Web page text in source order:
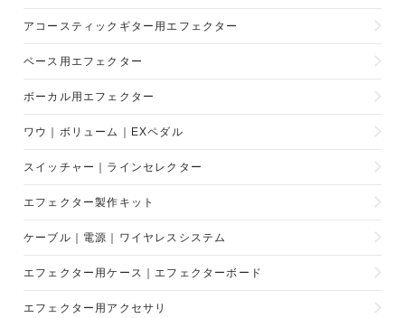
アコースティックギター用エフェクター
ベース用エフェクター
ボーカル用エフェクター
ワウ｜ボリューム｜EXペダル
スイッチャー｜ラインセレクター
エフェクター製作キット
ケーブル｜電源｜ワイヤレスシステム
エフェクター用ケース｜エフェクターボード
エフェクター用アクセサリ